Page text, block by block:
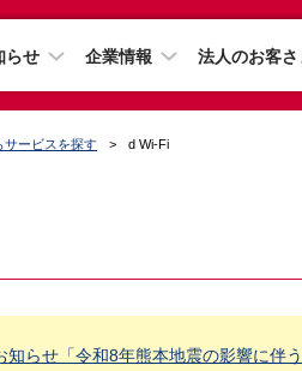
らせ 企業情報 法人のお客さ
サービスを探す d Wi-Fi
知らせ「令和8年熊本地震の影響に伴